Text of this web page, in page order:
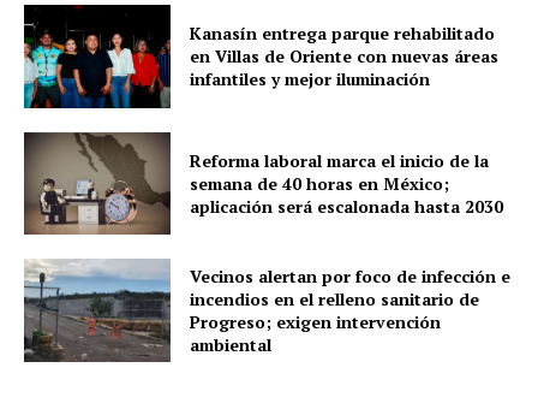
Yucatán
Sociedad y Negocios
Policíacas
Política
Municipios
Kanasín entrega parque rehabilitado
en Villas de Oriente con nuevas áreas
infantiles y mejor iluminación
Reforma laboral marca el inicio de la
semana de 40 horas en México;
aplicación será escalonada hasta 2030
Vecinos alertan por foco de infección e
incendios en el relleno sanitario de
Progreso; exigen intervención
ambiental